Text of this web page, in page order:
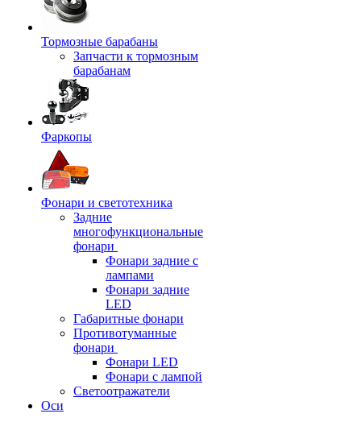
Тормозные барабаны
Запчасти к тормозным
барабанам
Фаркопы
Фонари и светотехника
Задние
многофункциональные
фонари
Фонари задние с
лампами
Фонари задние
LED
Габаритные фонари
Противотуманные
фонари
Фонари LED
Фонари с лампой
Светоотражатели
Оси